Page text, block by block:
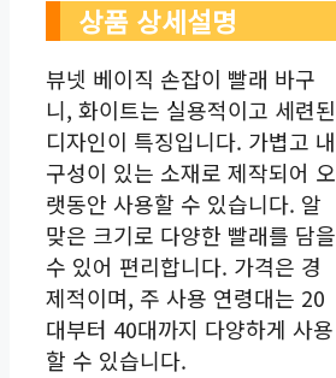
상품 상세설명
뷰넷 베이직 손잡이 빨래 바구
니, 화이트는 실용적이고 세련된
디자인이 특징입니다. 가볍고 내
구성이 있는 소재로 제작되어 오
랫동안 사용할 수 있습니다. 알
맞은 크기로 다양한 빨래를 담을
수 있어 편리합니다. 가격은 경
제적이며, 주 사용 연령대는 20
대부터 40대까지 다양하게 사용
할 수 있습니다.